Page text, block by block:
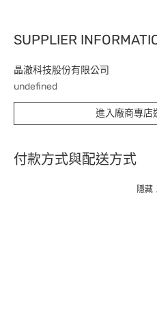
SUPPLIER
晶澈科技股份有限公司
undefined
進入廠商專店
付款方式與配送方式
隱藏